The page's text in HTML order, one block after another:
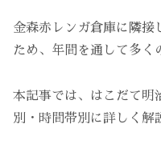
金森赤レンガ倉庫に隣接
ため、年間を通して多く
本記事では、はこだて明
別・時間帯別に詳しく解